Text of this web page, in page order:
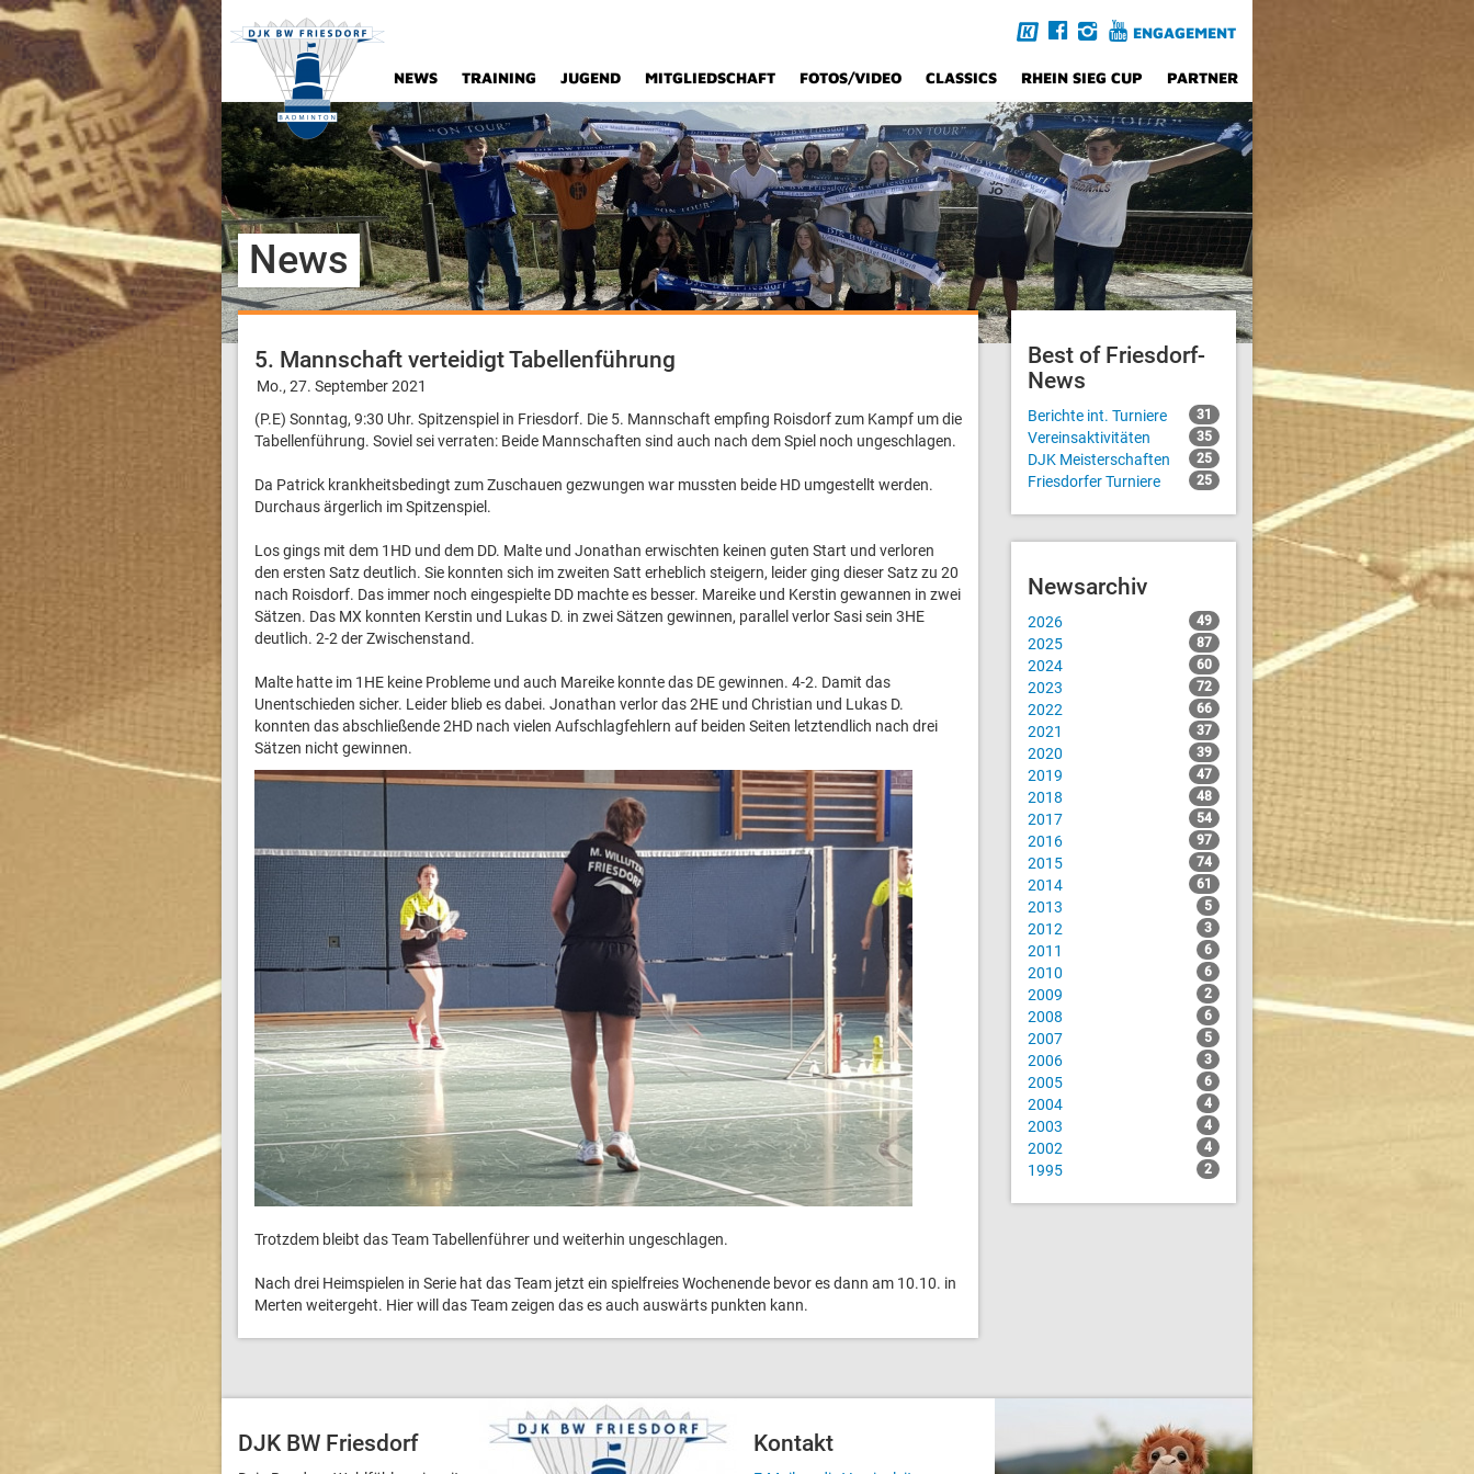
ENGAGEMENT
NEWS TRAINING JUGEND MITGLIEDSCHAFT FOTOS/VIDEO CLASSICS RHEIN SIEG CUP PARTNER
News
5. Mannschaft verteidigt Tabellenführung
Mo., 27. September 2021
(P.E) Sonntag, 9:30 Uhr. Spitzenspiel in Friesdorf. Die 5. Mannschaft empfing Roisdorf zum Kampf um die
Tabellenführung. Soviel sei verraten: Beide Mannschaften sind auch nach dem Spiel noch ungeschlagen.
Da Patrick krankheitsbedingt zum Zuschauen gezwungen war mussten beide HD umgestellt werden.
Durchaus ärgerlich im Spitzenspiel.
Los gings mit dem 1HD und dem DD. Malte und Jonathan erwischten keinen guten Start und verloren
den ersten Satz deutlich. Sie konnten sich im zweiten Satt erheblich steigern, leider ging dieser Satz zu 20
nach Roisdorf. Das immer noch eingespielte DD machte es besser. Mareike und Kerstin gewannen in zwei
Sätzen. Das MX konnten Kerstin und Lukas D. in zwei Sätzen gewinnen, parallel verlor Sasi sein 3HE
deutlich. 2-2 der Zwischenstand.
Malte hatte im 1HE keine Probleme und auch Mareike konnte das DE gewinnen. 4-2. Damit das
Unentschieden sicher. Leider blieb es dabei. Jonathan verlor das 2HE und Christian und Lukas D.
konnten das abschließende 2HD nach vielen Aufschlagfehlern auf beiden Seiten letztendlich nach drei
Sätzen nicht gewinnen.
Trotzdem bleibt das Team Tabellenführer und weiterhin ungeschlagen.
Nach drei Heimspielen in Serie hat das Team jetzt ein spielfreies Wochenende bevor es dann am 10.10. in
Merten weitergeht. Hier will das Team zeigen das es auch auswärts punkten kann.
Best of Friesdorf-
News
Berichte int. Turniere 31
Vereinsaktivitäten 35
DJK Meisterschaften 25
Friesdorfer Turniere 25
Newsarchiv
2026 49
2025 87
2024 60
2023 72
2022 66
2021 37
2020 39
2019 47
2018 48
2017 54
2016 97
2015 74
2014 61
2013 5
2012 3
2011 6
2010 6
2009 2
2008 6
2007 5
2006 3
2005 6
2004 4
2003 4
2002 4
1995 2
DJK BW Friesdorf Kontakt